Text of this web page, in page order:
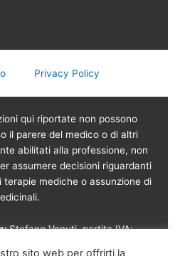
Privacy Policy
qui riportate non possono
il parere del medico o di altri
abilitati alla professione, non
assumere decisioni riguardanti
mediche o assunzione di
Stefano Venuti, partita IVA:
sito web per offrirti la